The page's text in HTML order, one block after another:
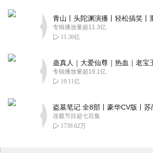
专辑播放量超11.3亿
11.36亿
专辑播放量超19.1亿
19.11亿
连载节目超七百集
1739.62万